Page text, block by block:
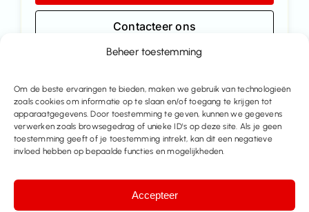
Beheer toestemming
Om de beste ervaringen te bieden, maken we gebruik van technologieën
zoals cookies om informatie op te slaan en/of toegang te krijgen tot
apparaatgegevens. Door toestemming te geven, kunnen we gegevens
verwerken zoals browsegedrag of unieke ID's op deze site. Als je geen
toestemming geeft of je toestemming intrekt, kan dit een negatieve
invloed hebben op bepaalde functies en mogelijkheden.
Accepteer
Contacteer ons